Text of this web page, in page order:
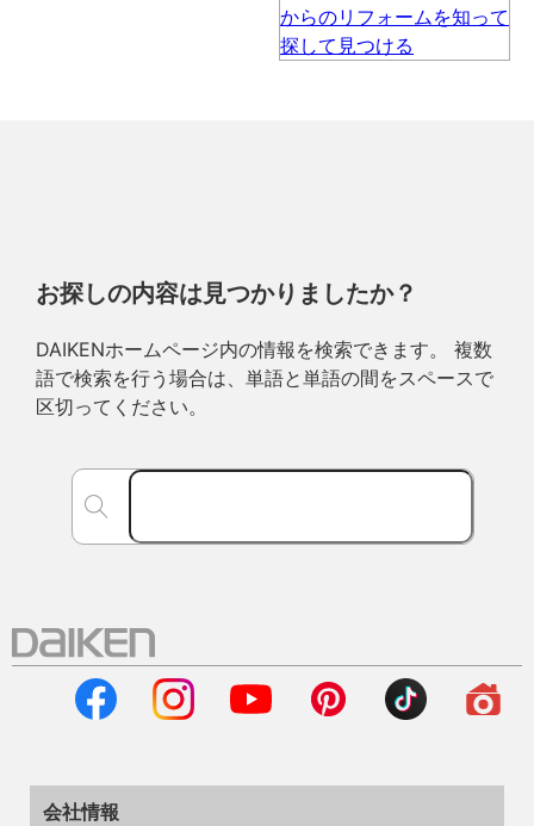
お探しの内容は見つかりましたか？
DAIKENホームページ内の情報を検索できます。 複数
語で検索を行う場合は、単語と単語の間をスペースで
区切ってください。
会社情報